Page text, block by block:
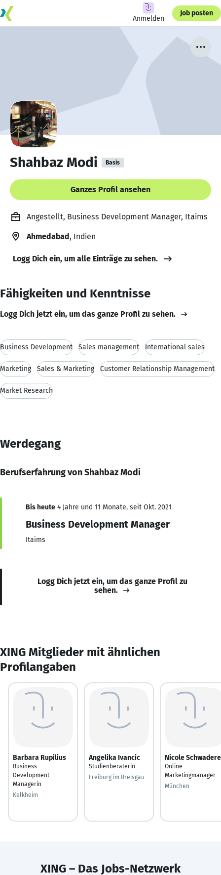
Anmelden
Job posten
Shahbaz Modi Basis
Ganzes Profil ansehen
Angestellt, Business Development Manager, Itaims
Ahmedabad, Indien
Logg Dich ein, um alle Einträge zu sehen.
Fähigkeiten und Kenntnisse
Logg Dich jetzt ein, um das ganze Profil zu sehen.
Business Development Sales management International sales
Marketing Sales & Marketing Customer Relationship Management
Market Research
Werdegang
Berufserfahrung von Shahbaz Modi
Bis heute 4 Jahre und 11 Monate, seit Okt. 2021
Business Development Manager
Itaims
Logg Dich jetzt ein, um das ganze Profil zu
sehen.
XING Mitglieder mit ähnlichen
Profilangaben
Barbara Rupilius
Business
Development
Managerin
Kelkheim
Angelika Ivancic
Studienberaterin
Freiburg im Breisgau
Nicole
Online
Marketingmanager
München
XING – Das Jobs-Netzwerk